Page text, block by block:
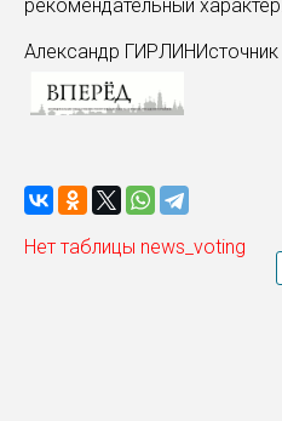
рекомендательный
Александр
Нет таблицы news_voting